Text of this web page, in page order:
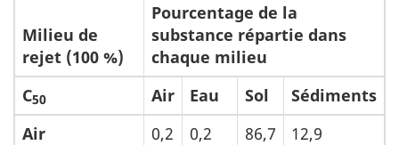
Milieu de
rejet (100 %)
Pourcentage de la
substance répartie dans
chaque milieu
C50 Air Eau Sol
Sédiments
Air
0,2 0,2 86,7
12,9